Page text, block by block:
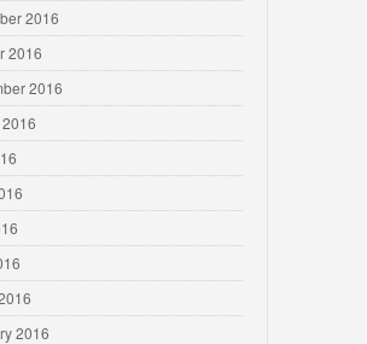
2016
2016
2016
2016